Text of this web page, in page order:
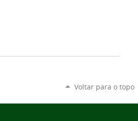
Voltar para o topo